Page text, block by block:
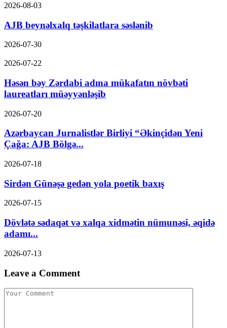
2026-08-03
AJB beynəlxalq təşkilatlara səslənib
2026-07-30
2026-07-22
Həsən bəy Zərdabi adına mükafatın növbəti
laureatları müəyyənləşib
2026-07-20
Azərbaycan Jurnalistlər Birliyi “Əkinçidən Yeni
Çağa: AJB Bölgə...
2026-07-18
Sirdən Günəşə gedən yola poetik baxış
2026-07-15
Dövlətə sədaqət və xalqa xidmətin nümunəsi, əqidə
adamı...
2026-07-13
Leave a Comment